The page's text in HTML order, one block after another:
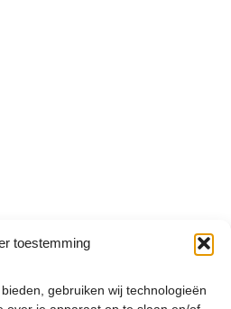
toestemming
gebruiken wij technologieën